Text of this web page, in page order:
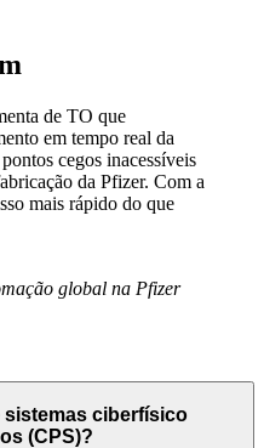
de TO que
em tempo real da
cegos inacessíveis
da Pfizer. Com a
mais rápido do que
global na Pfizer
sistemas ciberfísico
(CPS)?